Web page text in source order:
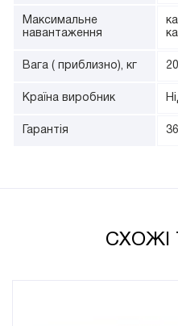
Максимальне
навантаження
Вага ( приблизно), кг
Країна виробник
Гарантія
СХОЖІ